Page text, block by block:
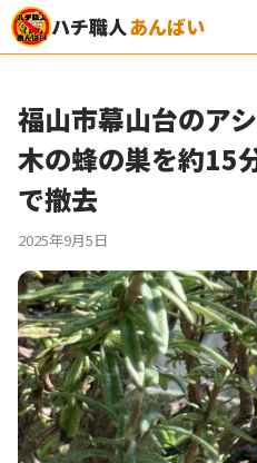
ハチ職人あんばい
福山市幕山台のア
木の蜂の巣を約15
で撤去
2025年9月5日